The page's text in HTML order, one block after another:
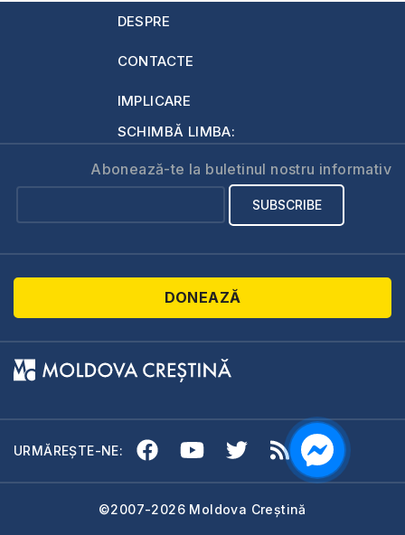
DESPRE
CONTACTE
IMPLICARE
SCHIMBĂ LIMBA:
Abonează-te la buletinul nostru informativ
DONEAZĂ
URMĂREȘTE-NE:
©2007-2026 Moldova Creștină